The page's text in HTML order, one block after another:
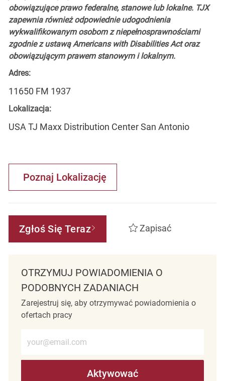
obowiązujące prawo federalne, stanowe lub lokalne. TJX
zapewnia również odpowiednie udogodnienia
wykwalifikowanym osobom z niepełnosprawnościami
zgodnie z ustawą Americans with Disabilities Act oraz
obowiązującym prawem stanowym i lokalnym.
Adres:
11650 FM 1937
Lokalizacja:
USA TJ Maxx Distribution Center San Antonio
Poznaj Lokalizację
Zgłoś Się Teraz Zapisać
OTRZYMUJ POWIADOMIENIA O
PODOBNYCH ZADANIACH
Zarejestruj się, aby otrzymywać powiadomienia o
ofertach pracy
Aktywować